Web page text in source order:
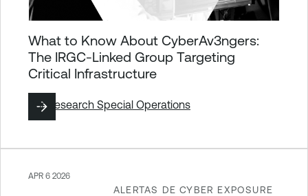
What to Know About CyberAv3ngers:
The IRGC-Linked Group Targeting
Critical Infrastructure
Por Research Special Operations
ALERTAS DE CYBER EXPOSURE
APR 6 2026